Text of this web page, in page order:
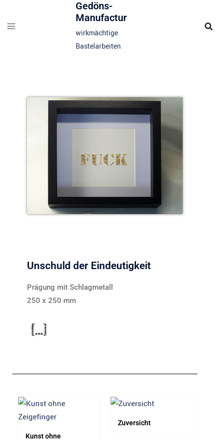
Gedöns-
Manufactur
wirkmächtige
Bastelarbeiten
Unschuld der Eindeutigkeit
Prägung mit Schlagmetall
250 x 250 mm
Kunst ohne
Zuversicht